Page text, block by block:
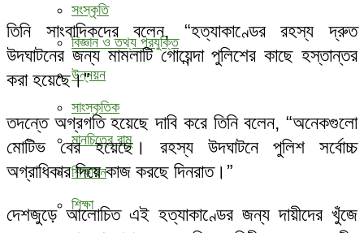
সংস্কৃতি
বিজ্ঞান ও তথ্য প্রযুক্তি
উন্নয়ন
সাংস্কৃতিক
মানচিত্রে রামু
শিক্ষাঙ্গন
শিক্ষা
তিনি সাংবাদিকদের বলেন, “হত্যাকাণ্ডের রহস্য দ্রুত
উদঘাটনের জন্য মামলাটি গোয়েন্দা পুলিশের কাছে হস্তান্তর
করা হয়েছে।”
তদন্তে অগ্রগতি হয়েছে দাবি করে তিনি বলেন, “অনেকগুলো
মোটিভ বের হয়েছে। রহস্য উদঘাটনে পুলিশ সর্বোচ্চ
অগ্রাধিকার দিয়ে কাজ করছে দিনরাত।”
দেশজুড়ে আলোচিত এই হত্যাকাণ্ডের জন্য দায়ীদের খুঁজে